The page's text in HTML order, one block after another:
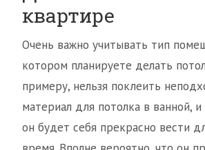
квартире
Очень важно учитывать тип
котором планируете делать
примеру, нельзя поклеить
материал для потолка в ванной, и
он будет себя прекрасно вести